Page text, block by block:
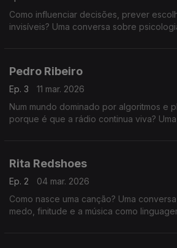
Como influenciar decisões, prever
invisíveis? Uma conversa sobre
Pedro Ribeiro
Ep. 3
11 mar. 2026
Num mundo dominado por algoritmos e
porque é que a rádio continua viva?
Rita Redshoes
Ep. 2
04 mar. 2026
Como nasce uma canção? Uma
medo, finitude e a música como